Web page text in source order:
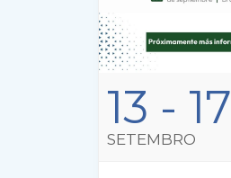
13 - 17
SETEMBRO